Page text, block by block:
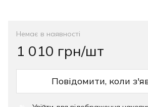
Немає в наявності
1 010 грн/шт
Повідомити, коли